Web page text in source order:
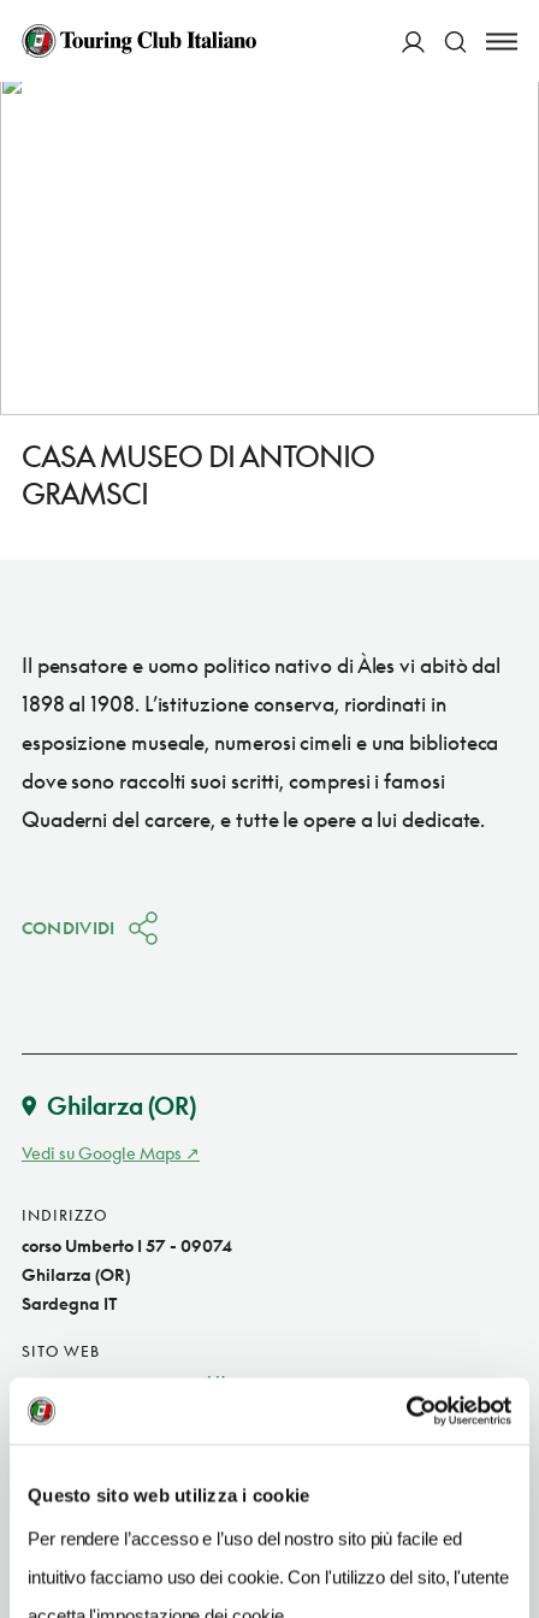
Questo sito web utilizza i cookie
Per rendere l’accesso e l’uso del nostro sito più facile ed
intuitivo facciamo uso dei cookie. Con l'utilizzo del sito, l'utente
HOME
CASA MUSEO DI ANTONIO GRAMSCI
CASA MUSEO DI ANTONIO
GRAMSCI
Il pensatore e uomo politico nativo di Àles vi abitò dal
1898 al 1908. L’istituzione conserva, riordinati in
esposizione museale, numerosi cimeli e una biblioteca
dove sono raccolti suoi scritti, compresi i famosi
Quaderni del carcere, e tutte le opere a lui dedicate.
CONDIVIDI
Ghilarza (OR)
Vedi su Google Maps
INDIRIZZO
corso Umberto I 57 - 09074
Ghilarza (OR)
Sardegna IT
SITO WEB
www.casamuseogramsci.it
INDIRIZZO EMAIL
TELEFONO
078553075
ORARI DI APERTURA